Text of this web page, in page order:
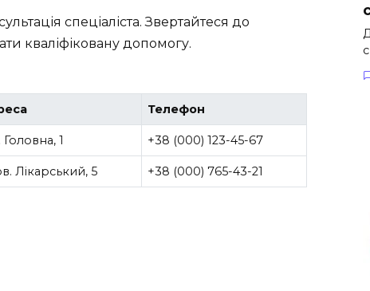
спеціаліста. Звертайтеся до
кваліфіковану допомогу.
Телефон
Головна, 1 +38 (000) 123-45-67
Лікарський, 5 +38 (000) 765-43-21